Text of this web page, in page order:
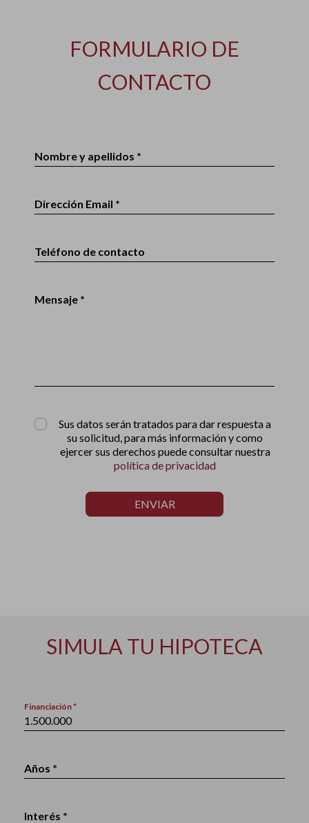
FORMULARIO DE
CONTACTO
Nombre y apellidos *
Dirección Email *
Teléfono de contacto
Mensaje *
Sus datos serán tratados para dar respuesta a
su solicitud, para más información y como
ejercer sus derechos puede consultar nuestra
política de privacidad
ENVIAR
SIMULA TU HIPOTECA
Financiación *
Años *
Interés *